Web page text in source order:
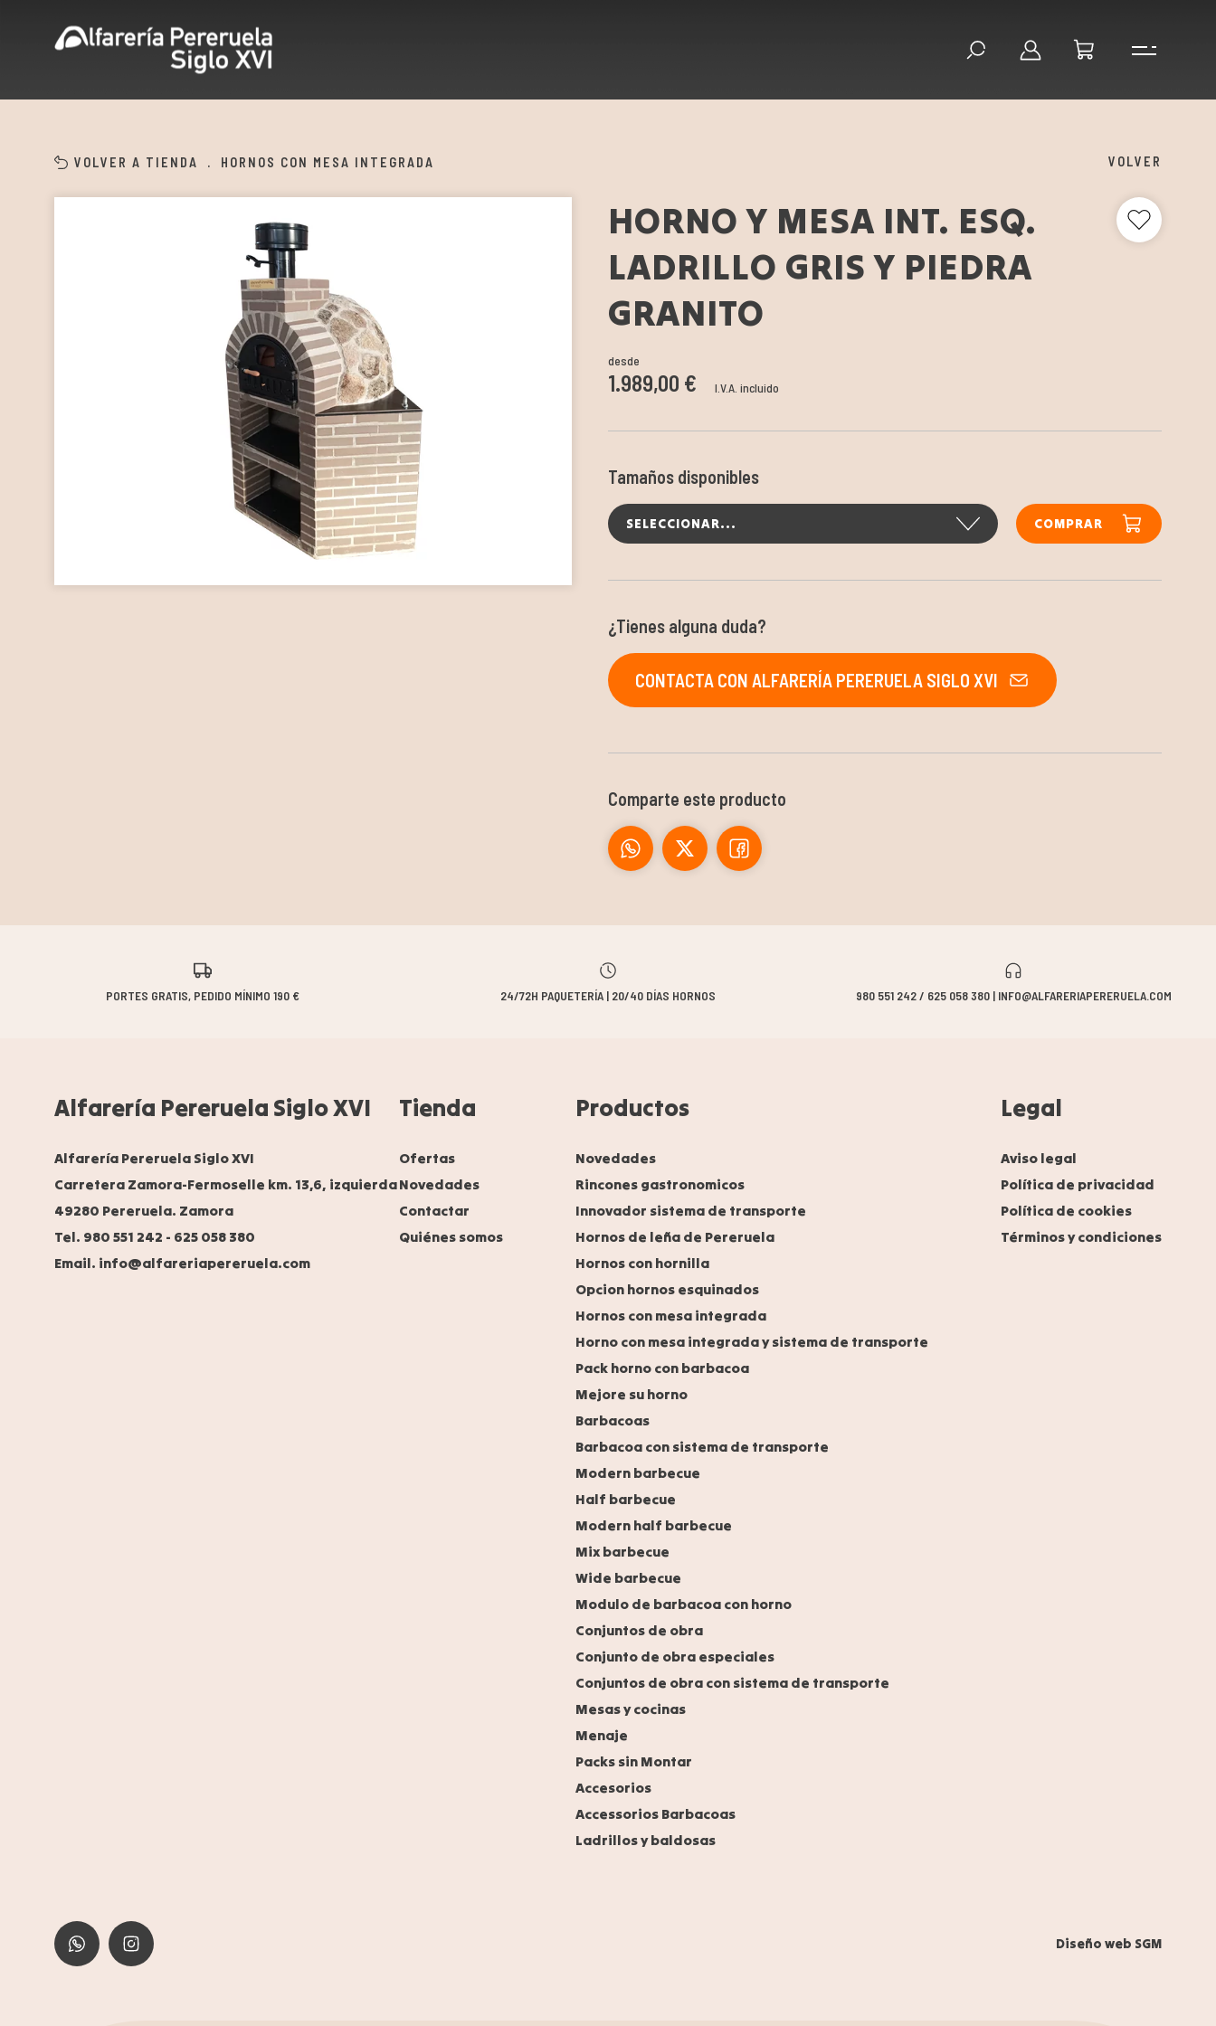
VOLVER A TIENDA . HORNOS CON MESA INTEGRADA VOLVER
HORNO Y MESA INT. ESQ.
LADRILLO GRIS Y PIEDRA
GRANITO
desde
1.989,00 € I.V.A. incluido
Tamaños disponibles
SELECCIONAR... COMPRAR
¿Tienes alguna duda?
CONTACTA CON ALFARERÍA PERERUELA SIGLO XVI
Comparte este producto
PORTES GRATIS, PEDIDO MÍNIMO 190 € 24/72H PAQUETERÍA | 20/40 DÍAS HORNOS 980 551 242 / 625 058 380 | INFO@ALFARERIAPERERUELA.COM
Alfarería Pereruela Siglo XVI
Alfarería Pereruela Siglo XVI
Carretera Zamora-Fermoselle km. 13,6, izquierda
49280 Pereruela. Zamora
Tel. 980 551 242 - 625 058 380
Email. info@alfareriapereruela.com
Tienda
Ofertas
Novedades
Contactar
Quiénes somos
Productos
Novedades
Rincones gastronomicos
Innovador sistema de transporte
Hornos de leña de Pereruela
Hornos con hornilla
Opcion hornos esquinados
Hornos con mesa integrada
Horno con mesa integrada y sistema de transporte
Pack horno con barbacoa
Mejore su horno
Barbacoas
Barbacoa con sistema de transporte
Modern barbecue
Half barbecue
Modern half barbecue
Mix barbecue
Wide barbecue
Modulo de barbacoa con horno
Conjuntos de obra
Conjunto de obra especiales
Conjuntos de obra con sistema de transporte
Mesas y cocinas
Menaje
Packs sin Montar
Accesorios
Accessorios Barbacoas
Ladrillos y baldosas
Legal
Aviso legal
Política de privacidad
Política de cookies
Términos y condiciones
Diseño web SGM